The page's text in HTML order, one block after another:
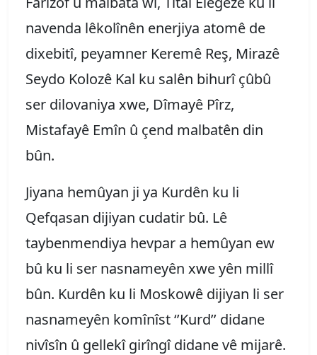
navenda lêkolînên enerjiya atomê de
dixebitî, peyamner Keremê Reş, Mirazê
Seydo Kolozê Kal ku salên bihurî çûbû
ser dilovaniya xwe, Dîmayê Pîrz,
Mistafayê Emîn û çend malbatên din
bûn.
Jiyana hemûyan ji ya Kurdên ku li
Qefqasan dijiyan cudatir bû. Lê
taybenmendiya hevpar a hemûyan ew
bû ku li ser nasnameyên xwe yên millî
bûn. Kurdên ku li Moskowê dijiyan li ser
nasnameyên komînîst ‘’Kurd’’ didane
nivîsîn û gellekî girîngî didane vê mijarê.